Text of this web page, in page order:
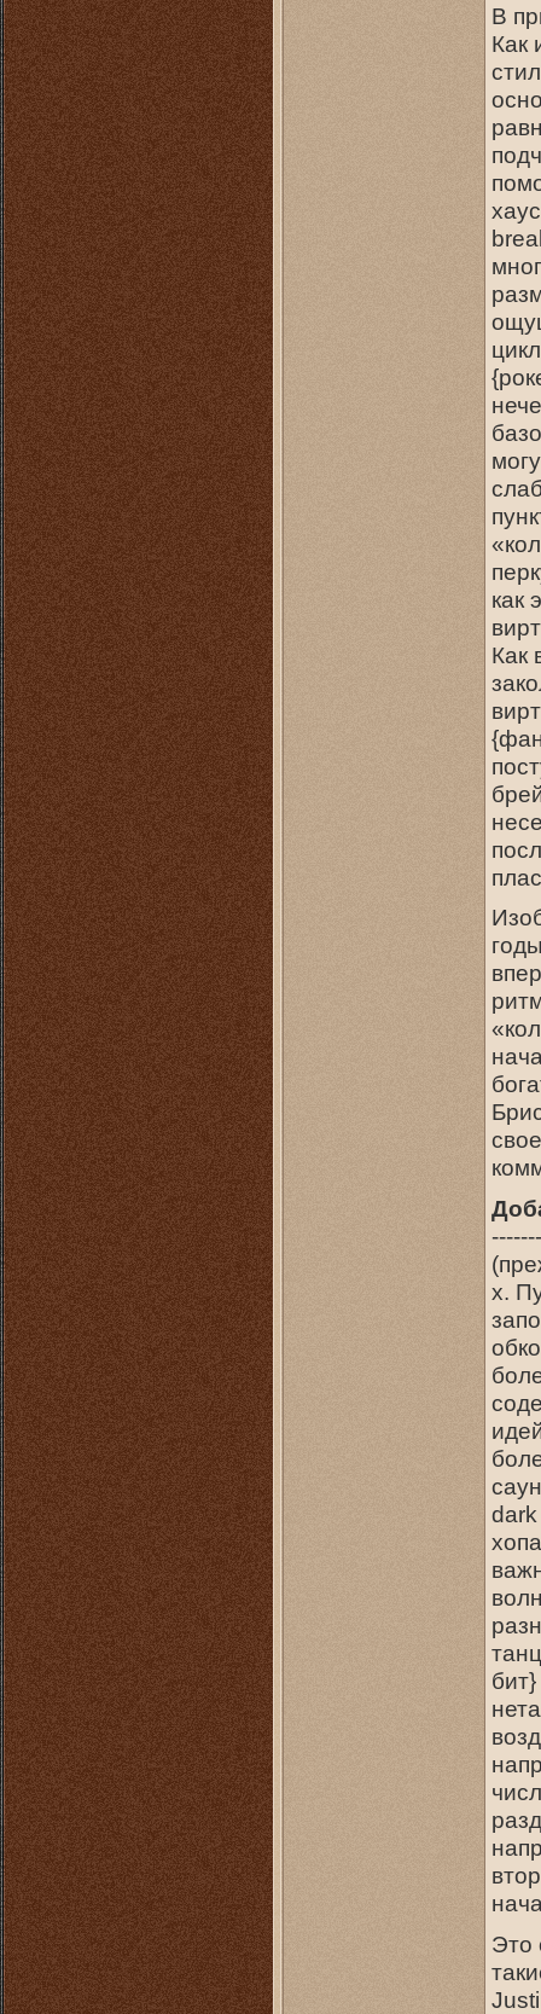
В
Как
как
Как
х.
Это